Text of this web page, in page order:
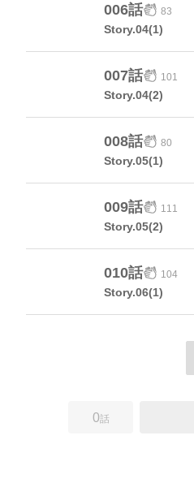
006話 83
Story.04(1)
007話 101
Story.04(2)
008話 80
Story.05(1)
009話 111
Story.05(2)
010話 104
Story.06(1)
0話